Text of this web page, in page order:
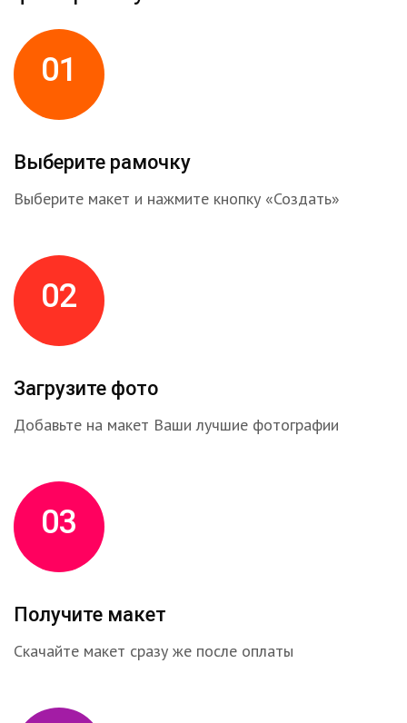
01
Выберите рамочку
Выберите макет и нажмите кнопку «Создать»
02
Загрузите фото
Добавьте на макет Ваши лучшие фотографии
03
Получите макет
Скачайте макет сразу же после оплаты